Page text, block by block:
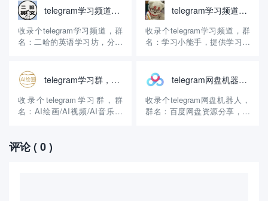
火鱼账号：WE8866【QQ微信
风控】约炮请到应用商店或 百
度浏览器 搜索（火鱼）APP下
载 登陆好后添加妹妹 《火鱼
30%的手续费返佣。另外，可
以进入我的交易群组，免费享
受交易策略！ 介绍：交易是我
的副业，一直在做区块链交
telegram学习频道，二哈的英语学习坊
收录个telegram学习频道，群
名：二哈的英语学习坊，分享
这个telegram学习群创建的时
间不长，主要提供英语资料学
习的，更新的速度很慢，但是
质量很高，偶尔会直播，纯个
telegram学习频道，学习小能手
收录个telegram学习频道，群
名：学习小能手，提供学习资
绍：这个telegram学习群创建
的时间不长，但是内容很丰
富，主要提供学习资料教程和
资源，可以免费下载，更...
telegram学习群，AI绘画/AI视频/AI音乐
收录个telegram学习群，群
名：AI绘画/AI视频/AI音乐，
这个telegram学习群是前段时
间拿到的，粉丝投稿的，算是
telegram网盘机器人，百度网盘资源分享
收录个telegram网盘机器人，
群名：百度网盘资源分享，分
评论( 0 )